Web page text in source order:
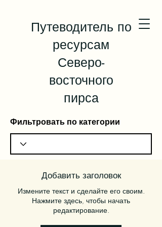
Путеводитель по
ресурсам
Северо-
восточного
пирса
Фильтровать по категории
Добавить заголовок
Измените текст и сделайте его своим.
Нажмите здесь, чтобы начать
редактирование.